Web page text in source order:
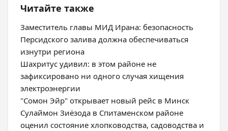
Читайте также
Заместитель главы МИД Ирана: безопасность
Персидского залива должна обеспечиваться
изнутри региона
Шахритус удивил: в этом районе не
зафиксировано ни одного случая хищения
электроэнергии
"Сомон Эйр" открывает новый рейс в Минск
Сулаймон Зиёзода в Спитаменском районе
оценил состояние хлопководства, садоводства и